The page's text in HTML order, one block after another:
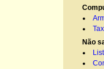
Não